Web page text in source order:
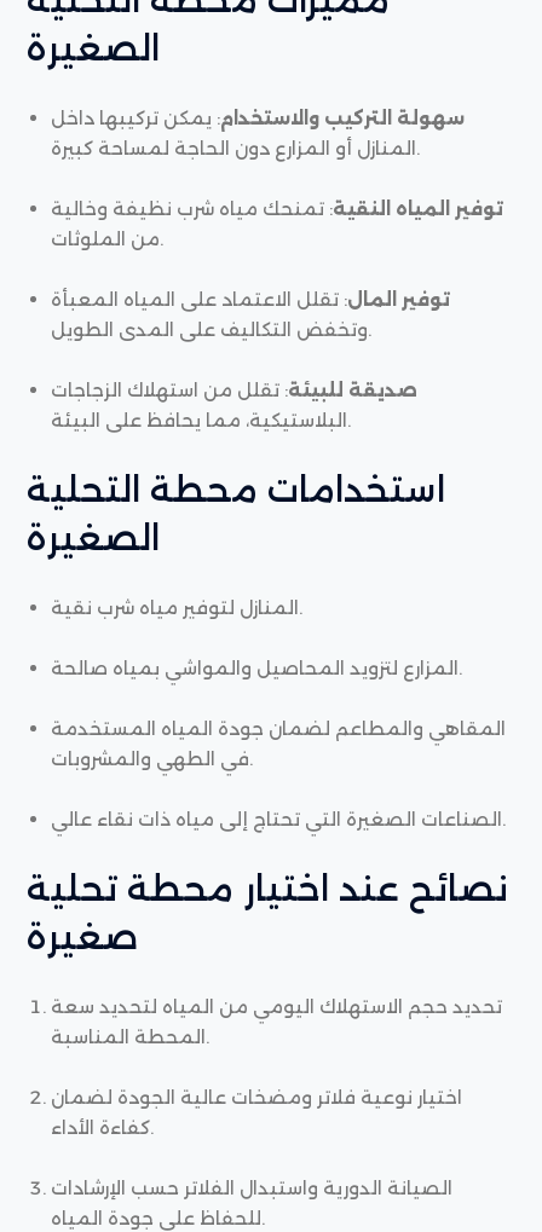
الصغيرة
سهولة التركيب والاستخدام: يمكن تركيبها داخل
المنازل أو المزارع دون الحاجة لمساحة كبيرة.
توفير المياه النقية: تمنحك مياه شرب نظيفة وخالية
من الملوثات.
توفير المال: تقلل الاعتماد على المياه المعبأة
وتخفض التكاليف على المدى الطويل.
صديقة للبيئة: تقلل من استهلاك الزجاجات
البلاستيكية، مما يحافظ على البيئة.
استخدامات محطة التحلية
الصغيرة
المنازل لتوفير مياه شرب نقية.
المزارع لتزويد المحاصيل والمواشي بمياه صالحة.
المقاهي والمطاعم لضمان جودة المياه المستخدمة
في الطهي والمشروبات.
الصناعات الصغيرة التي تحتاج إلى مياه ذات نقاء عالي.
نصائح عند اختيار محطة تحلية
صغيرة
تحديد حجم الاستهلاك اليومي من المياه لتحديد سعة
المحطة المناسبة.
اختيار نوعية فلاتر ومضخات عالية الجودة لضمان
كفاءة الأداء.
الصيانة الدورية واستبدال الفلاتر حسب الإرشادات
للحفاظ على جودة المياه.